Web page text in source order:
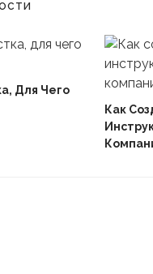
Для Чего
Как